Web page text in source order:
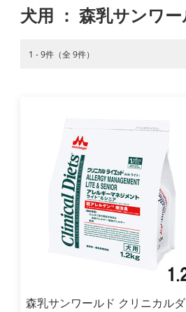
犬用 ： 森乳サンワ
1 - 9件（全 9件）
森乳サンワールド クリニカル